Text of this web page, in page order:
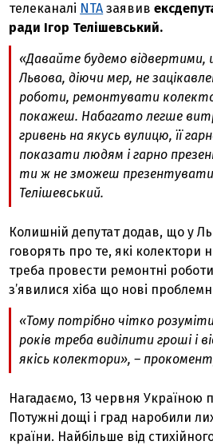
телеканалі NTA заявив
ради Ігор Телішевський.
«Давайте будемо відвертими,
Львова, діючи мер, не
роботи, ремонтувати
покажеш. Набагато легше
гривень на якусь вулицю, її
показати людям і гарно
ти ж не зможеш
Телішевський.
Колишній депутат додав, що у
говорять про те, які колектори
треба провести ремонтні
з’явилися хіба що нові
«Тому потрібно чітко
років треба виділити гроші і
якісь колектори», –
Нагадаємо, 13 червня Україною
Потужні дощі і град наробили
країни. Найбільше від